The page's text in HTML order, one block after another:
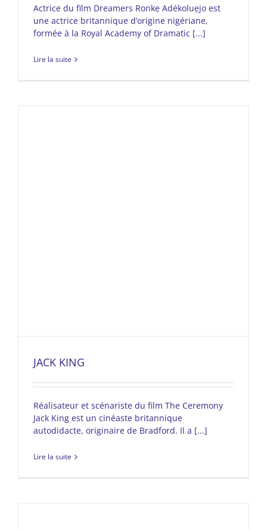
Actrice du film Dreamers Ronkẹ Adékoluẹjo est
une actrice britannique d’origine nigériane,
formée à la Royal Academy of Dramatic [...]
Lire la suite
JACK KING
Réalisateur et scénariste du film The Ceremony
Jack King est un cinéaste britannique
autodidacte, originaire de Bradford. Il a [...]
Lire la suite